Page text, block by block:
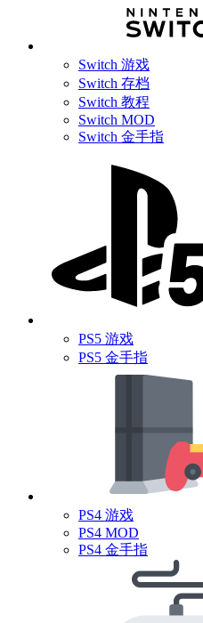
Switch 游戏
Switch 存档
Switch 教程
Switch MOD
Switch 金手指
PS5 游戏
PS5 金手指
PS4 游戏
PS4 MOD
PS4 金手指